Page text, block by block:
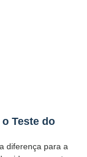
Teste do
diferença para a